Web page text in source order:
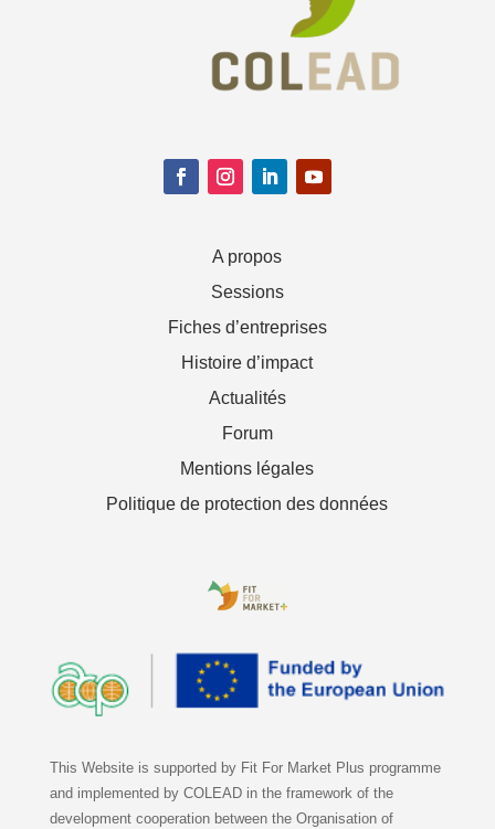
A propos
Sessions
Fiches d’entreprises
Histoire d’impact
Actualités
Forum
Mentions légales
Politique de protection des données
This Website is supported by Fit For Market Plus programme
and implemented by COLEAD in the framework of the
development cooperation between the Organisation of